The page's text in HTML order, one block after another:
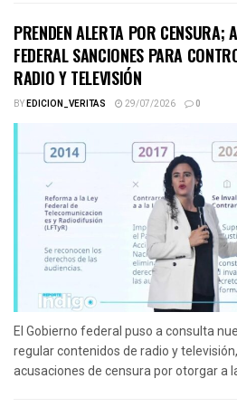
PRENDEN ALERTA POR CENSURA;
FEDERAL SANCIONES PARA
RADIO Y TELEVISIÓN
BYEDICION_VERITAS 29/07/2026 0
El Gobierno federal puso a consulta
regular contenidos de radio y
acusaciones de censura por otorgar a